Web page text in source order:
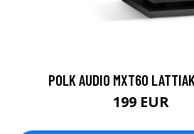
POLK AUDIO MXT60
199 EUR